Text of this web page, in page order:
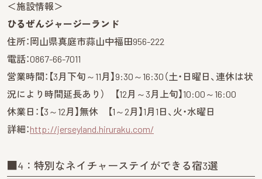
＜施設情報＞
ひるぜんジャージーランド
住所：岡山県真庭市蒜山中福田956-222
電話：0867-66-7011
営業時間：【3月下旬～11月】9:30～16:30（土・日曜日、連休は状
況により時間延長あり） 【12月～3月上旬】10:00～16:00
休業日：【3～12月】無休 【1～2月】1月1日、火・水曜日
詳細：http://jerseyland.hiruraku.com/
■4：特別なネイチャーステイができる宿3選